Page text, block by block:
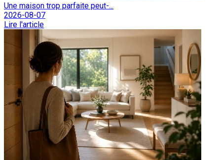
Une maison trop parfaite peut-...
2026-08-07
Lire l'article